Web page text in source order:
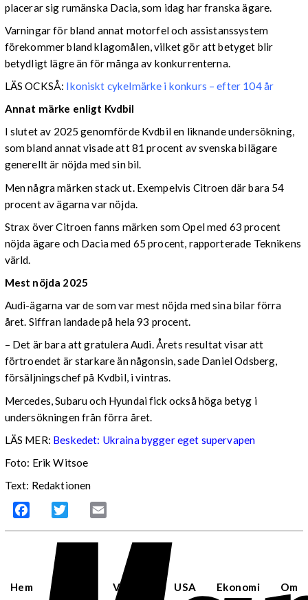
placerar sig rumänska Dacia, som idag har franska ägare.
Varningar för bland annat motorfel och assistanssystem
förekommer bland klagomålen, vilket gör att betyget blir
betydligt lägre än för många av konkurrenterna.
LÄS OCKSÅ: Ikoniskt cykelmärke i konkurs – efter 104 år
Annat märke enligt Kvdbil
I slutet av 2025 genomförde Kvdbil en liknande undersökning,
som bland annat visade att 81 procent av svenska bilägare
generellt är nöjda med sin bil.
Men några märken stack ut. Exempelvis Citroen där bara 54
procent av ägarna var nöjda.
Strax över Citroen fanns märken som Opel med 63 procent
nöjda ägare och Dacia med 65 procent, rapporterade Teknikens
värld.
Mest nöjda 2025
Audi-ägarna var de som var mest nöjda med sina bilar förra
året. Siffran landade på hela 93 procent.
– Det är bara att gratulera Audi. Årets resultat visar att
förtroendet är starkare än någonsin, sade Daniel Odsberg,
försäljningschef på Kvdbil, i vintras.
Mercedes, Subaru och Hyundai fick också höga betyg i
undersökningen från förra året.
LÄS MER: Beskedet: Ukraina bygger eget supervapen
Foto: Erik Witsoe
Text: Redaktionen
Facebook Twitter
Hem Världen USA Ekonomi Om